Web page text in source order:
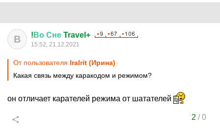
В ! Во Сне Travel+
15:52, 21.12.2021
От пользователя IraIrit (Ирина)
Какая связь между каракодом и режимом?
он отличает карателей режима от шатателей
2 /0